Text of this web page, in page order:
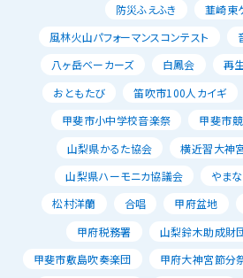
防災ふえふき
韮崎東
風林火山パフォーマンスコンテスト
八ヶ岳ベーカーズ
白鳳会 再
おともたび
笛吹市100人カイギ
甲斐市小中学校音楽祭
甲斐市
山梨県かるた協会
横近習大神
山梨県ハーモニカ協議会
やま
松村洋蘭
合唱 甲府盆地
甲府税務署
山梨鈴木助成財
甲斐市敷島吹奏楽団
甲府大神宮節分